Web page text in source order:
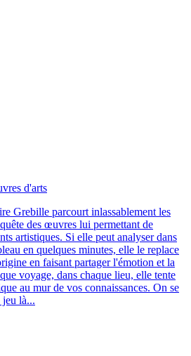
d'arts
Grebille parcourt inlassablement les
des œuvres lui permettant de
artistiques. Si elle peut analyser dans
en quelques minutes, elle le replace
en faisant partager l'émotion et la
voyage, dans chaque lieu, elle tente
au mur de vos connaissances. On se
jeu là...